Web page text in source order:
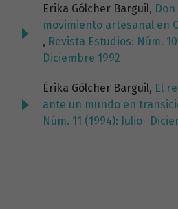
Erika Gólcher Barguil,
movimiento artesanal en
, Revista Estudios: Núm.
Diciembre 1992
Érika Gólcher Barguil, El
ante un mundo en
Núm. 11 (1994): Julio-